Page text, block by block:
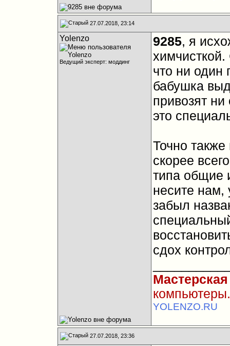
27.07.2018, 23:14
Yolenzo
Ведущий эксперт: моддинг
9285, я
что ни один
бабушка
привозят ни
это
Точно
скорее
типа общие
несите нам,
забыл
сдох
YOLENZO.RU
27.07.2018, 23:36